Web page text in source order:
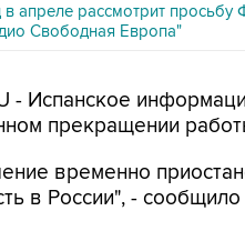
в апреле рассмотрит
Свободная Европа"
- Испанское
прекращении
временно
в России", - сообщило